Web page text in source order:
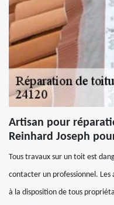
Artisan pour
Reinhard Joseph
Tous travaux sur un toit est
contacter un professionnel. Les
à la disposition de tous